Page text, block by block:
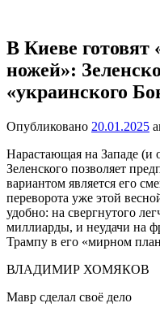
содержимому
один
сайт
на
В Киеве
ножей»:
«украинского
Опубликовано 20.01.2025
Нарастающая на Западе
Зеленского позволяет
вариантом является его
переворота уже этой
удобно: на свергнутого
миллиарды, и неудачи на
Трампу в его «мирном
ВЛАДИМИР ХОМЯКОВ
Мавр сделал своё дело